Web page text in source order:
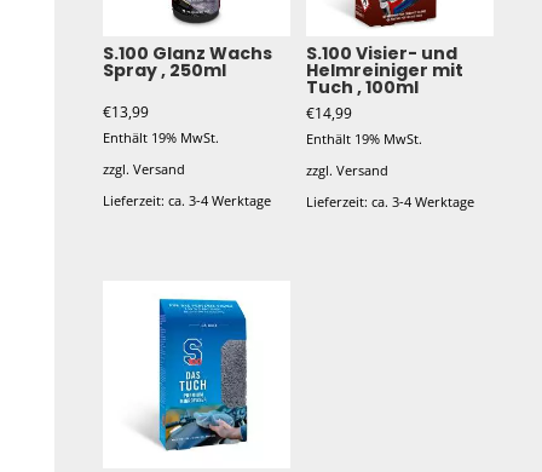
S.100 Glanz Wachs
Spray , 250ml
€13,99
Enthält 19% MwSt.
zzgl.Versand
Lieferzeit: ca. 3-4 Werktage
S.100 Visier- und
Helmreiniger mit
Tuch , 100ml
€14,99
Enthält 19% MwSt.
zzgl. Versand
Lieferzeit: ca. 3-4 Werktage